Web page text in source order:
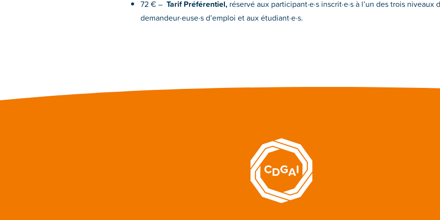
72 € – Tarif Préférentiel,réservé aux participant·e·s inscrit·e·s à l’un des trois niveaux
demandeur·euse·s d’emploi et aux étudiant·e·s.